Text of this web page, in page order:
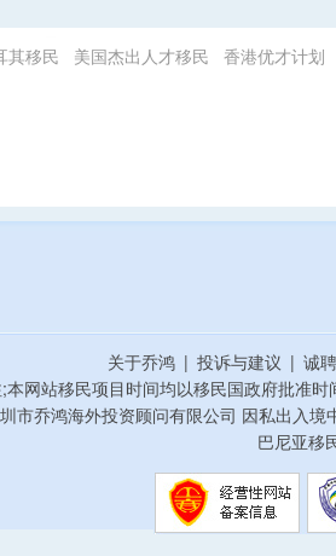
其移民 美国杰出人才移民 香港优才计划
关于乔鸿 | 投诉与建议 | 诚
本网站移民项目时间均以移民国政府批准
市乔鸿海外投资顾问有限公司 因私出入
巴尼亚移